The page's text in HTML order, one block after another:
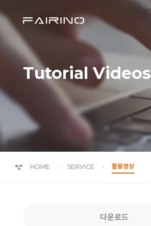
Tutorial Videos
HOME SERVICE 활용영상
다운로드